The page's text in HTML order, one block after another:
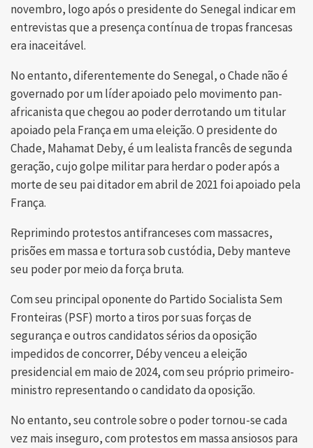
novembro, logo após o presidente do Senegal indicar em
entrevistas que a presença contínua de tropas francesas
era inaceitável.
No entanto, diferentemente do Senegal, o Chade não é
governado por um líder apoiado pelo movimento pan-
africanista que chegou ao poder derrotando um titular
apoiado pela França em uma eleição. O presidente do
Chade, Mahamat Deby, é um lealista francês de segunda
geração, cujo golpe militar para herdar o poder após a
morte de seu pai ditador em abril de 2021 foi apoiado pela
França.
Reprimindo protestos antifranceses com massacres,
prisões em massa e tortura sob custódia, Deby manteve
seu poder por meio da força bruta.
Com seu principal oponente do Partido Socialista Sem
Fronteiras (PSF) morto a tiros por suas forças de
segurança e outros candidatos sérios da oposição
impedidos de concorrer, Déby venceu a eleição
presidencial em maio de 2024, com seu próprio primeiro-
ministro representando o candidato da oposição.
No entanto, seu controle sobre o poder tornou-se cada
vez mais inseguro, com protestos em massa ansiosos para